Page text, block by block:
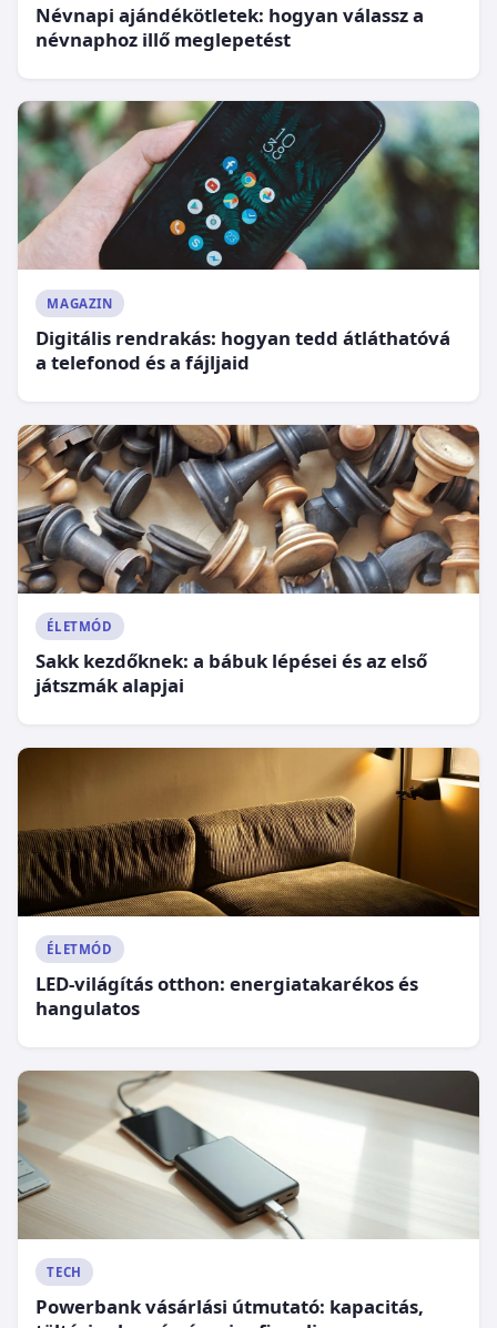
Névnapi ajándékötletek: hogyan válassz a
névnaphoz illő meglepetést
MAGAZIN
Digitális rendrakás: hogyan tedd átláthatóvá
a telefonod és a fájljaid
ÉLETMÓD
Sakk kezdőknek: a bábuk lépései és az első
játszmák alapjai
ÉLETMÓD
LED-világítás otthon: energiatakarékos és
hangulatos
TECH
Powerbank vásárlási útmutató: kapacitás,